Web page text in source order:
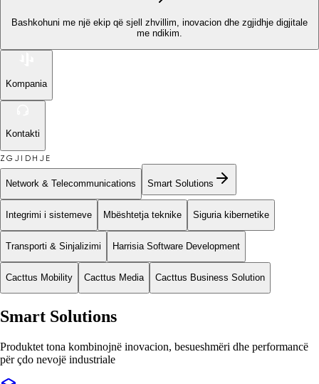
Bashkohuni me një ekip që sjell zhvillim, inovacion dhe zgjidhje digjitale
me ndikim.
Kompania
Kontakti
ZGJIDHJE
Network & Telecommunications Smart Solutions
Integrimi i sistemeve Mbështetja teknike Siguria kibernetike
Transporti & Sinjalizimi Harrisia Software Development
Cacttus Mobility Cacttus Media Cacttus Business Solution
Smart Solutions
Produktet tona kombinojnë inovacion, besueshmëri dhe performancë
për çdo nevojë industriale